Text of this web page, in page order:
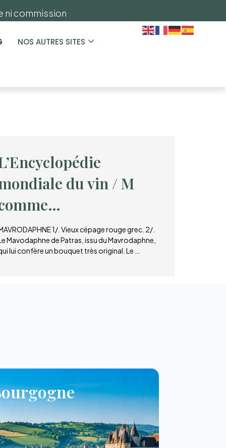
ni commission
NOS AUTRES SITES
du vin / M
1/. Vieux cépage rouge grec. 2/.
Mavodaphne de Patras, issu du Mavrodaphne,
lui confère un bouquet très original. Le …